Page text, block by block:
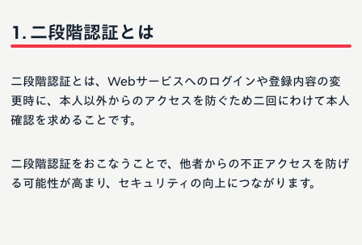
二段階認証とは
二段階認証とは、Webサービスへのログインや登録内容の変
更時に、本人以外からのアクセスを防ぐため二回にわけて本人
確認を求めることです。
二段階認証をおこなうことで、他者からの不正アクセスを防げ
る可能性が高まり、セキュリティの向上につながります。